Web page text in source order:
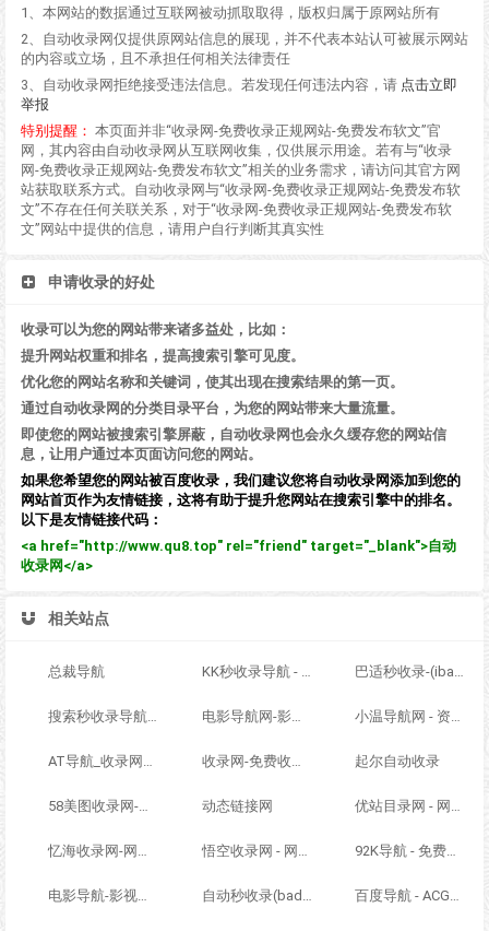
1、本网站的数据通过互联网被动抓取取得，版权归属于原网站所有
2、自动收录网仅提供原网站信息的展现，并不代表本站认可被展示网站
的内容或立场，且不承担任何相关法律责任
3、自动收录网拒绝接受违法信息。若发现任何违法内容，请 点击立即
举报
特别提醒： 本页面并非“收录网-免费收录正规网站-免费发布软文”官
网，其内容由自动收录网从互联网收集，仅供展示用途。若有与“收录
网-免费收录正规网站-免费发布软文”相关的业务需求，请访问其官方网
站获取联系方式。自动收录网与“收录网-免费收录正规网站-免费发布软
文”不存在任何关联关系，对于“收录网-免费收录正规网站-免费发布软
文”网站中提供的信息，请用户自行判断其真实性
申请收录的好处
收录可以为您的网站带来诸多益处，比如：
提升网站权重和排名，提高搜索引擎可见度。
优化您的网站名称和关键词，使其出现在搜索结果的第一页。
通过自动收录网的分类目录平台，为您的网站带来大量流量。
即使您的网站被搜索引擎屏蔽，自动收录网也会永久缓存您的网站信
息，让用户通过本页面访问您的网站。
如果您希望您的网站被百度收录，我们建议您将自动收录网添加到您的
网站首页作为友情链接，这将有助于提升您网站在搜索引擎中的排名。
以下是友情链接代码：
<a href="http://www.qu8.top" rel="friend" target="_blank">自动
收录网</a>
相关站点
总裁导航 KK秒收录导航 - ACG萌次元丨ACG导航网丨二次元导航丨资源网导航丨福利网址导航 - KK秒收录导航网 巴适秒收录-(ibashi.net) - 巴适导航分类网站目录 - 自助网址提交自动收录
搜索秒收录导航 - ACG萌次元丨ACG导航网丨二次元导航丨资源网导航丨福利网址导航 - SS秒收录导航网 电影导航网-影视导航-电影搜索-影视搜索-电影站收录 小温导航网 - 资源网址导航，汇集各大资源网，全网优质教程技术网，搜集资源就从这里开始
AT导航_收录网_免费收录网站_自动收录网_秒收录 收录网-免费收录正规网站-免费发布软文 起尔自动收录
58美图收录网-自动收录网站-流量交换-自动链 动态链接网 优站目录网 - 网址导航分类网站目录 - 自助网址提交自动收录
忆海收录网-网址外链_自动收录网站_自助友情链接平台_网站广告_软文发布_站长交易_站长资源 悟空收录网 - 网址导航大全 | 网站免费收录 | 软文外链发布平台 92K导航 - 免费自动秒收录网址导航
电影导航-影视导航-电影站收录-自动收录网-网站收录 自动秒收录(badfl.com) - 全自动秒收录网 百度导航 - ACG萌次元丨ACG导航网丨二次元导航丨资源网导航丨福利网址导航 - BaiDu导航